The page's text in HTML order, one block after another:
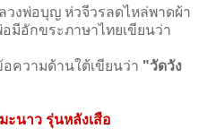
วงพ่อบุญ ห่วจีวรลดไหล่พาดผ้า
มีอักขระภาษาไทยเขียนว่า
ความด้านใต้เขียนว่า "วัดวัง
ะนาว รุ่นหลังเสือ